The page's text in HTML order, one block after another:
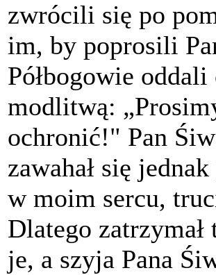
zwrócili się po
im, by poprosili
Półbogowie
modlitwą:
ochronić!" Pan
zawahał się
w moim sercu,
Dlatego
je, a szyja Pana